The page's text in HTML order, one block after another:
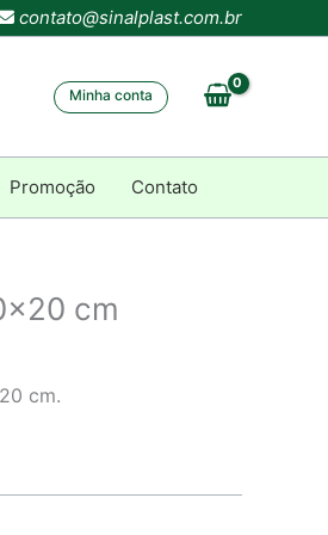
contato@sinalplast.com.br
Minha conta
Promoção Contato
cm
cm.